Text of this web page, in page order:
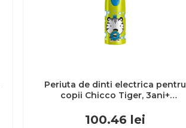
Periuta de dinti electrica pentru
copii Chicco Tiger, 3ani+
100.46 lei